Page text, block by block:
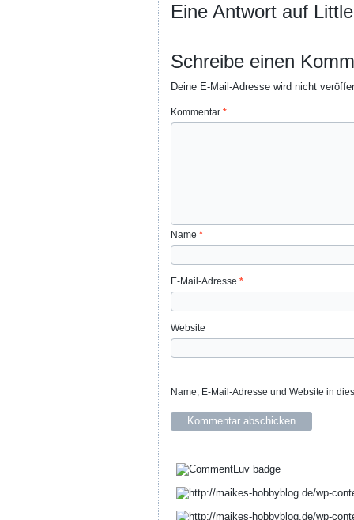
Eine Antwort auf
Schreibe einen
Deine E-Mail-Adresse wird nicht
Kommentar *
Name *
E-Mail-Adresse *
Website
Name, E-Mail-Adresse und Website in